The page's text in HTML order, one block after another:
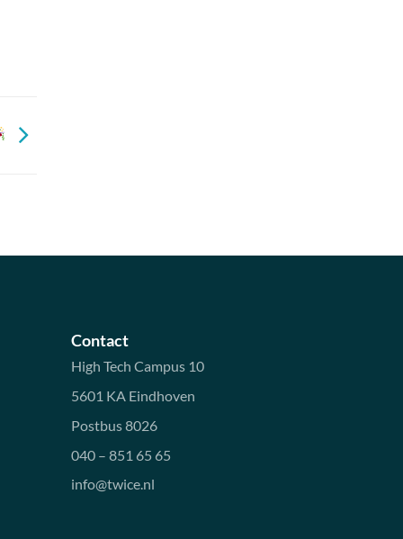
Contact
High Tech Campus 10
5601 KA Eindhoven
Postbus 8026
040 – 851 65 65
info@twice.nl